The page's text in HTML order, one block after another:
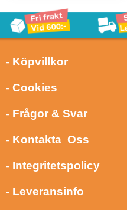
- Köpvillkor
- Cookies
- Frågor & Svar
- Kontakta Oss
- Integritetspolicy
- Leveransinfo